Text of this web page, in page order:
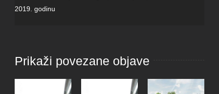
2019. godinu
Prikaži povezane objave